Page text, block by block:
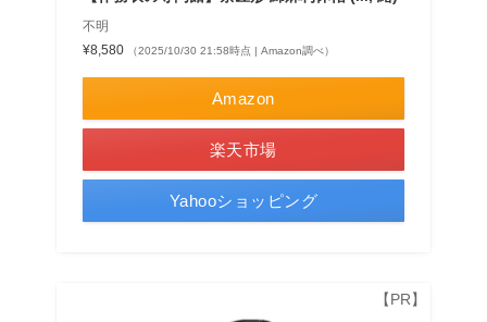
不明
¥8,580
（2025/10/30 21:58時点 | Amazon調べ）
Amazon
楽天市場
Yahooショッピング